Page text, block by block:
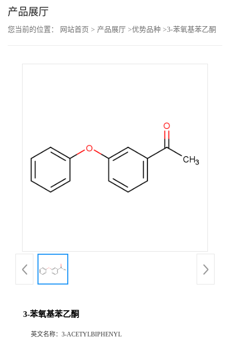
动
联
系
产品展厅
您当前的位置： 网站首页 > 产品展厅 >优势品种 >3-苯氧基苯乙酮
3-苯氧基苯乙酮
英文名称： 3-ACETYLBIPHENYL